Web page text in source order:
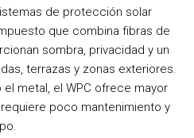
de protección solar
que combina fibras de
sombra, privacidad y un
terrazas y zonas exteriores.
metal, el WPC ofrece mayor
poco mantenimiento y